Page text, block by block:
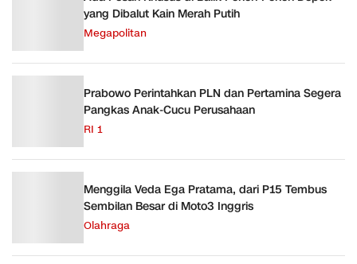
yang Dibalut Kain Merah Putih
Megapolitan
Prabowo Perintahkan PLN dan Pertamina Segera
Pangkas Anak-Cucu Perusahaan
RI 1
Menggila Veda Ega Pratama, dari P15 Tembus
Sembilan Besar di Moto3 Inggris
Olahraga